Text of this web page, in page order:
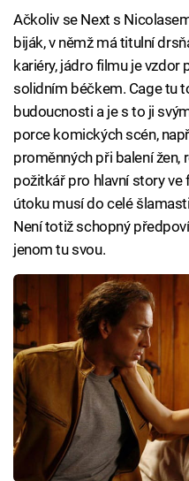
Ačkoliv se Next s
biják, v němž má titulní
kariéry, jádro filmu je
solidním béčkem. Cage tu
budoucnosti a je s to ji
porce komických scén,
proměnných při balení žen,
požitkář pro hlavní story
útoku musí do celé
Není totiž schopný
jenom tu svou.